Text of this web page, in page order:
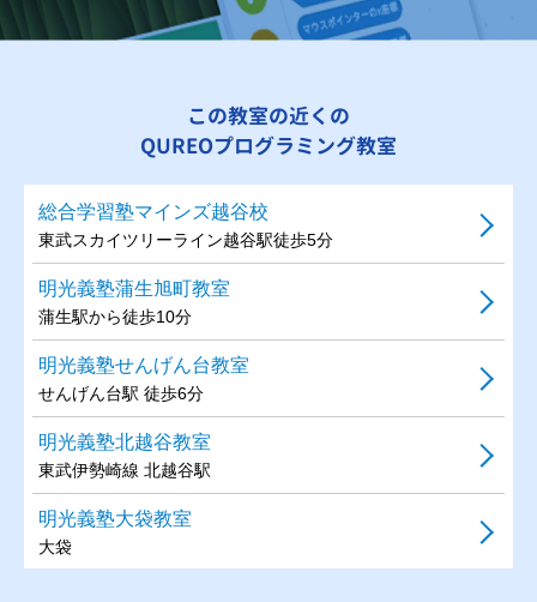
この教室の近くの
QUREOプログラミング教室
総合学習塾マインズ越谷校
東武スカイツリーライン越谷駅徒歩5分
明光義塾蒲生旭町教室
蒲生駅から徒歩10分
明光義塾せんげん台教室
せんげん台駅 徒歩6分
明光義塾北越谷教室
東武伊勢崎線 北越谷駅
明光義塾大袋教室
大袋